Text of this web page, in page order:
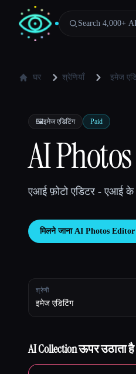
Search 4,000+
घर श्रेणियाँ इमेज
🖼️इमेज एडिटिंग Paid
AI
एआई फ़ोटो एडिटर - एआई के
मिलने जाना AI Photos Editor
श्रेणी
इमेज एडिटिंग
AI Collection ऊपर उठाता है